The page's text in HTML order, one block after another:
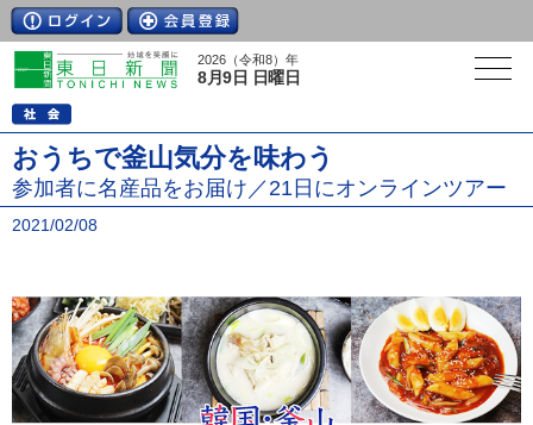
2026（令和8）年
8月9日 日曜日
おうちで釜山気分を味わう
参加者に名産品をお届け／21日にオンラインツアー
2021/02/08